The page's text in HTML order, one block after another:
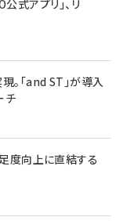
式アプリ」、リ
「and ST」が導入
チ
度向上に直結する